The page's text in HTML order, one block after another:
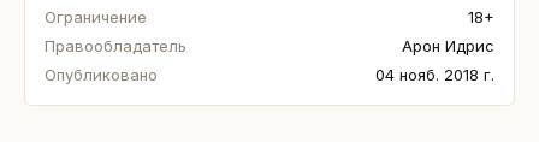
Ограничение
18+
Правообладатель
Арон Идрис
Опубликовано
04 нояб. 2018 г.